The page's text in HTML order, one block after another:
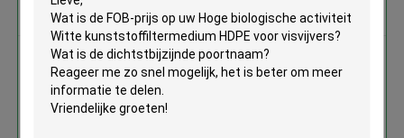
Krijg de beste prijs voor
Hoge biologische activiteit Witte
kunststoffiltermedium HDPE
voor visvijvers